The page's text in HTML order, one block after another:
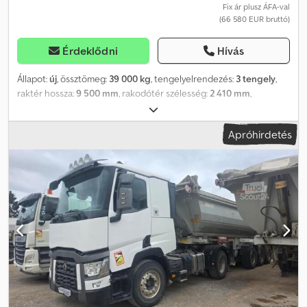
Fix ár plusz ÁFA-val
(66 580 EUR bruttó)
Érdeklődni Hívás
Állapot:új, össztömeg: 39 000 kg, tengelyelrendezés: 3 tengely,
raktér hossza:9 500 mm, rakodótér szélesség:2 410 mm,
, rakodótér térfogata:
év:2025, Felszereltség:ABS, ELADÓ, BÉRELHETŐ VAGY
EGYEZTETÉS ALAPJÁN BÉRLETTEL VÁSÁRLÁSI LEHETŐSÉGGEL!
Kb. 54 m³-es alumínium gabonaszállító billenőpótkocsi— gyártó:
Benalu - Típus: Gabonaszállító billenőpótkocsi - Évjárat: ÚJ JÁRMŰ
- Térfogat: kb. 54 m³ (9,50 m hosszú x 2,41 m széles x 2,30 m magas)
- Techn. össztömeg: 39.000 kg - Saját tömeg: kb. 5.600 kg -
Tengelyek: 3 db tengely, tárcsafékkel - Gumiabroncsok: 385/65
R22,5 Speedline alumíniumfelnin - Felfüggesztés: Légrugózás
emelő/süllyesztő funkcióval - EBS Wabco - Kombinált hátsó ajtó
(szárnyas ajtók és billenőlap) - A billenőlap pneumatikus kioldása
billentéskor - 2 db gabonazsiliip - 5 mm-es padló Cedpfx Akotf
Sahovjrf - Egyedi sárvédők - Üresjárati alátámasztó - Lehajtható
aláfutásgátló - Rakodásmérő manométer - Első kezelőállás -
Apróhirdetés